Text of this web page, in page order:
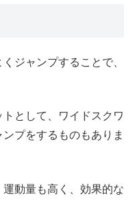
ジャンプすることで、
として、ワイドスクワ
プをするものもありま
動量も高く、効果的な